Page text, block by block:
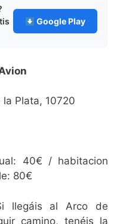
Google Play
Plata, 10720
40€ / habitacion
80€
llegáis al Arco de
camino, tenéis la